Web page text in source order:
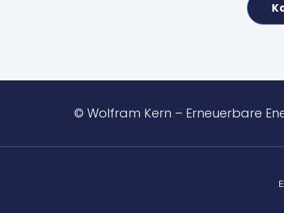
© Wolfram Kern – Erneuerbare